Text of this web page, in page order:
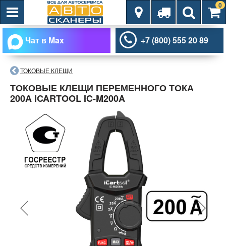
0
Чат в Max +7 (800) 555 20 89
ТОКОВЫЕ КЛЕЩИ
ТОКОВЫЕ КЛЕЩИ ПЕРЕМЕННОГО ТОКА
200A ICARTOOL IC-M200A